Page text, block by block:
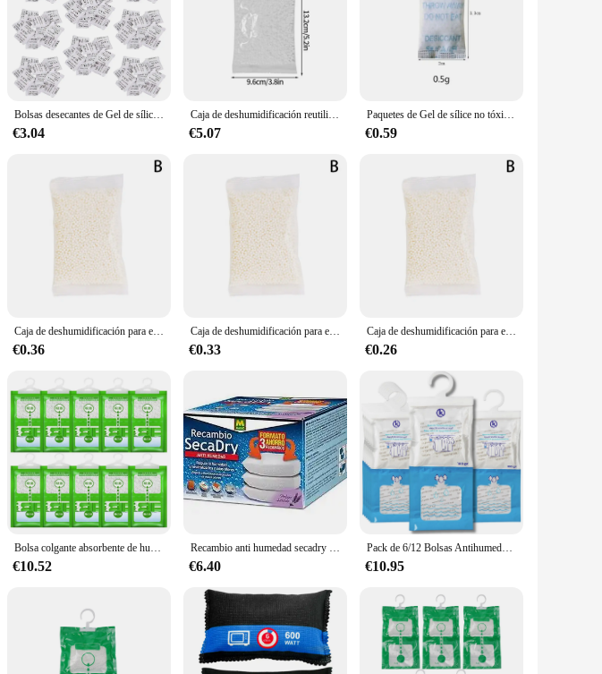
Bolsas desecantes de Gel de sílice, bolsitas absorbentes de humedad, agente higroscópico, polvo absorbente de humedad, 100 piezas
€3.04
Caja de deshumidificación reutilizable, absorbente de humedad, desecante, armario, armario, colgante, deshumidificador de agua, absorbente de agua
€5.07
Paquetes de Gel de sílice no tóxico, deshumidificador desecante, absorbente de humedad, bolsa antihumedad, almacenamiento de alimentos y ropa, 10-50 piezas, 0,5-3g
€0.59
Caja de deshumidificación para el hogar, deshumidificador de agua, absorbente de humedad, desecante, para armario
€0.36
Caja de deshumidificación para el hogar, absorbente de humedad, desecante, fácil uso, armario portátil, deshumidificador de agua de humedad colgante
€0.33
Caja de deshumidificación para el hogar, deshumidificador de agua, absorbente de humedad, desecante, para armario
€0.26
Bolsa colgante absorbente de humedad para armario, bolsas antihumedad a prueba de moho, bolsa seca, deshumidificación para armario, desecante interior, 10 Uds.
€10.52
Recambio anti humedad secadry caja 3ud
€6.40
Pack de 6/12 Bolsas Antihumedad con Percha para Armarios, Garajes, Trasteros y Autocaravanas - Deshumidificador Absorbente de Alta Eficiencia, Elimina Humedad y Malos Olores
€10.95